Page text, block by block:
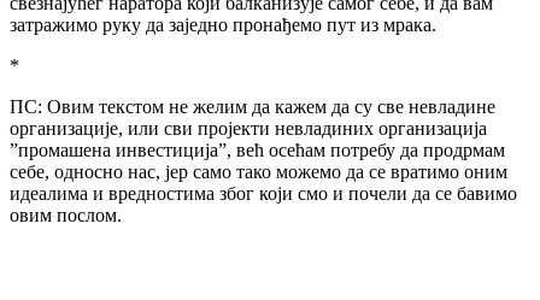
затражимо руку да заједно пронађемо пут из мрака.
*
ПС: Овим текстом не желим да кажем да су све невладине
организације, или сви пројекти невладиних организација
”промашена инвестиција”, већ осећам потребу да продрмам
себе, односно нас, јер само тако можемо да се вратимо оним
идеалима и вредностима због који смо и почели да се бавимо
овим послом.